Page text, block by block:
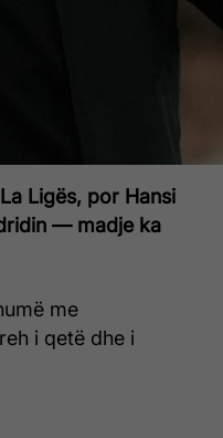
Ligës, por Hansi
— madje ka
me
i qetë dhe i